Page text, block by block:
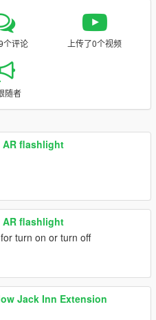
个评论 上传了0个视频
随者
AR flashlight
AR flashlight
turn on or turn off
Jack Inn Extension